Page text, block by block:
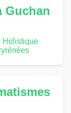
Guchan
Holistique